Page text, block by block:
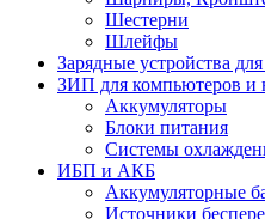
Шестерни
Шлейфы
Зарядные устройства
ЗИП для компьютеров и
Аккумуляторы
Блоки питания
Системы
ИБП и АКБ
Аккумуляторные
Источники